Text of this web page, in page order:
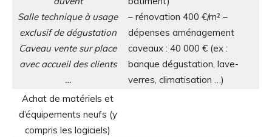
Salle technique à usage
exclusif de dégustation
Caveau vente sur place
avec accueil des clients
…
– rénovation 400 €/m² –
dépenses aménagement
caveaux : 40 000 € (ex :
banque dégustation, lave-
verres, climatisation …)
Achat de matériels et
d’équipements neufs (y
compris les logiciels)